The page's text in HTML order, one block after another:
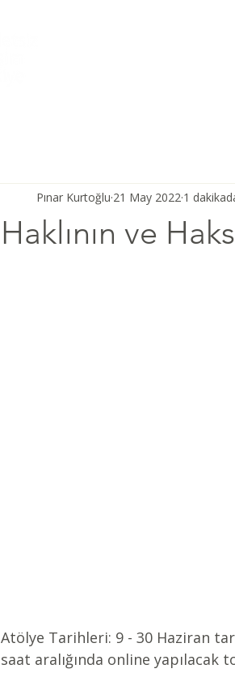
Haklının ve
Pınar Kurtoğlu 21 May 2022 1
Atölye Tarihleri: 9 - 30 Haziran
saat aralığında online